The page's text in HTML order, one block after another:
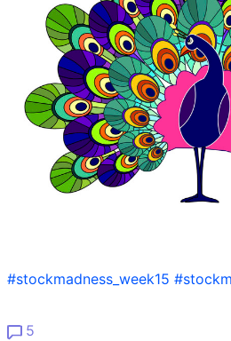
#stockmadness_week15
5